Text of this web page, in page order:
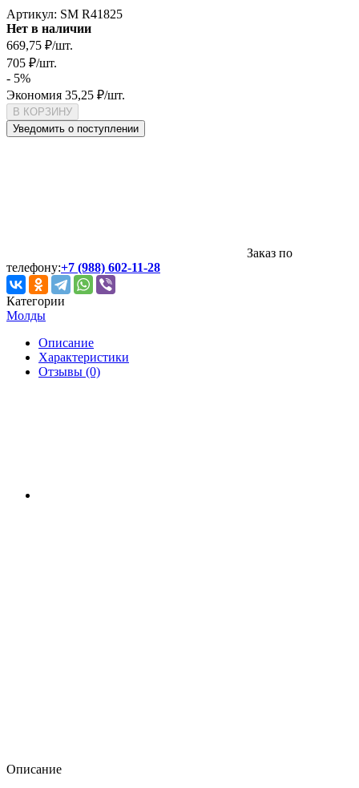
Артикул: SM R41825
Нет в наличии
669,75 ₽/шт.
705 ₽/шт.
- 5%
Экономия 35,25 ₽/шт.
В КОРЗИНУ
Уведомить о поступлении
Заказ по
телефону:+7 (988) 602-11-28
Категории
Молды
Описание
Характеристики
Отзывы (0)
Описание